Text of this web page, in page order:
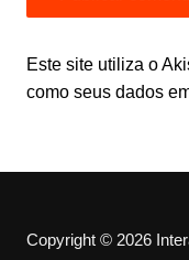
Este site utiliza o
como seus dados
Copyright © 2026